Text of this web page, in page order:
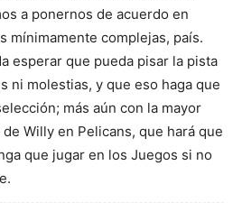
a ponernos de acuerdo en
mínimamente complejas, país.
esperar que pueda pisar la pista
ni molestias, y que eso haga que
más aún con la mayor
Willy en Pelicans, que hará que
que jugar en los Juegos si no